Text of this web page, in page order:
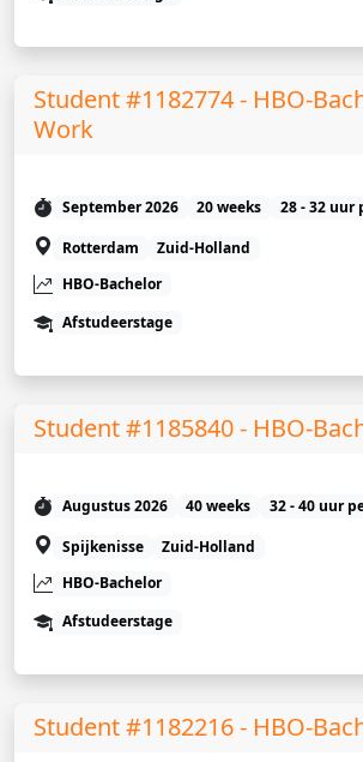
Student #1182774 - HBO-
Work
September 2026 20 weeks
28 - 32 uur
Rotterdam
Zuid-Holland
HBO-Bachelor
Afstudeerstage
Student #1185840 - HBO-
Augustus 2026 40 weeks
32 - 40 uur
Spijkenisse
Zuid-Holland
HBO-Bachelor
Afstudeerstage
Student #1182216 - HBO-